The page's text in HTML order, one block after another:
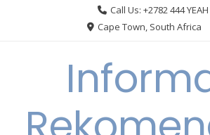
Call Us: +2782 444 YEAH
Cape Town, South Africa